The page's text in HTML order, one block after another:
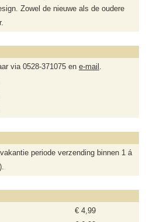
Zowel de nieuwe als de oudere
via 0528-371075 en e-mail .
periode verzending binnen 1 á
€ 4,99